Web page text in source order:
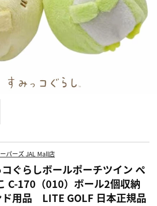
パーズ JAL Mall店
ぐらしボールポーチツイン ぺ
C-170（010）ボール2個収納
ド用品 LITE GOLF 日本正規品